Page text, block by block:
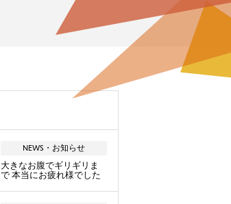
NEWS・お知らせ
大きなお腹でギリギリま
で 本当にお疲れ様でした